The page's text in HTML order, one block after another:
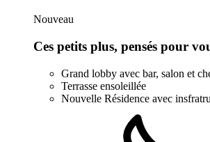
Nouveau
Ces petits plus, pensés pour
Grand lobby avec bar, salon et
Terrasse ensoleillée
Nouvelle Résidence avec